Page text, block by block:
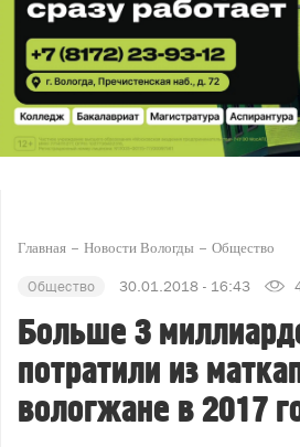
Главная Новости Вологды Общество
Общество 30.01.2018 - 16:43
Больше 3
потратили из
вологжане в 2017